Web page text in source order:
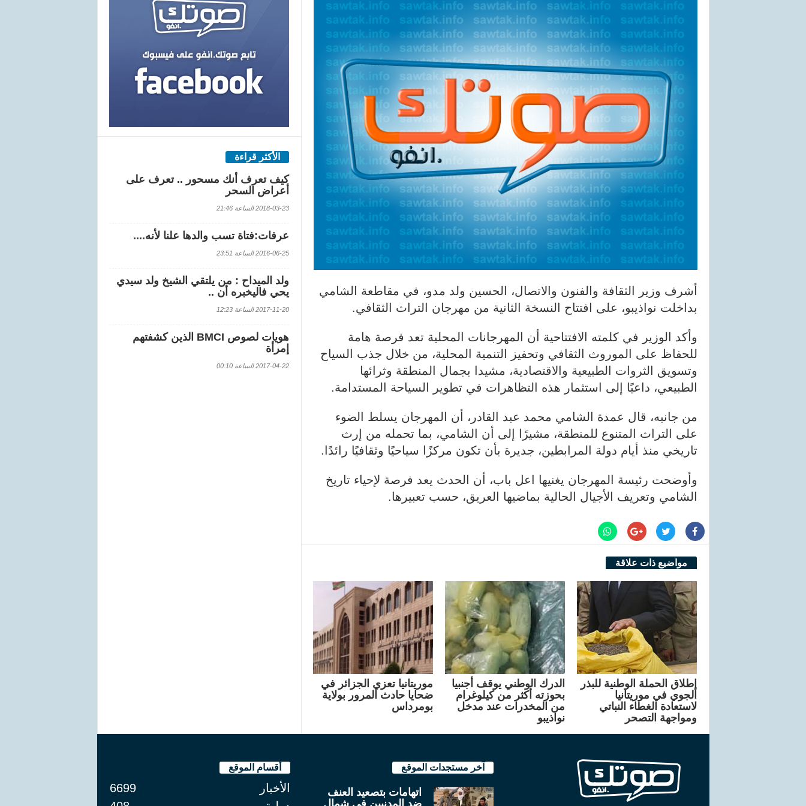
أشرف وزير الثقافة والفنون والاتصال، الحسين ولد مدو، في مقاطعة الشامي
بداخلت نواذيبو، على افتتاح النسخة الثانية من مهرجان التراث الثقافي.
وأكد الوزير في كلمته الافتتاحية أن المهرجانات المحلية تعد فرصة هامة
للحفاظ على الموروث الثقافي وتحفيز التنمية المحلية، من خلال جذب السياح
وتسويق الثروات الطبيعية والاقتصادية، مشيدا بجمال المنطقة وثرائها
الطبيعي، داعيًا إلى استثمار هذه التظاهرات في تطوير السياحة المستدامة.
من جانبه، قال عمدة الشامي محمد عبد القادر، أن المهرجان يسلط الضوء
على التراث المتنوع للمنطقة، مشيرًا إلى أن الشامي، بما تحمله من إرث
تاريخي منذ أيام دولة المرابطين، جديرة بأن تكون مركزًا سياحيًا وثقافيًا رائدًا.
وأوضحت رئيسة المهرجان يغنيها اعل باب، أن الحدث يعد فرصة لإحياء تاريخ
الشامي وتعريف الأجيال الحالية بماضيها العريق، حسب تعبيرها.
مواضيع ذات علاقة
إطلاق الحملة الوطنية للبذر
الجوي في موريتانيا
لاستعادة الغطاء النباتي
ومواجهة التصحر
الدرك الوطني يوقف أجنبيا
بحوزته أكثر من كيلوغرام
من المخدرات عند مدخل
نواذيبو
موريتانيا تعزي الجزائر في
ضحايا حادث المرور بولاية
بومرداس
الأكثر قراءة
كيف تعرف أنك مسحور .. تعرف على
أعراض السحر
2018-03-23 الساعة 21:46
عرفات:فتاة تسب والدها علنا لأنه....
2016-06-25 الساعة 23:51
ولد الميداح : من يلتقي الشيخ ولد سيدي
يحي فاليخبره أن ..
2017-11-20 الساعة 12:23
هويات لصوص BMCI الذين كشفتهم
إمرأة
2017-04-22 الساعة 00:10
آخر مستجدات الموقع
اتهامات بتصعيد العنف
ضد المدنيين في شمال
أقسام الموقع
الأخبار
6699